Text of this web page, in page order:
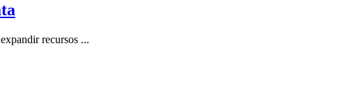
recursos ...